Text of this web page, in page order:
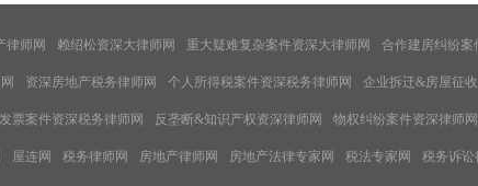
律师网 赖绍松资深大律师网 重大疑难复杂案件资深大律师网 合作建房纠纷案
资深房地产税务律师网 个人所得税案件资深税务律师网 企业拆迁&房屋征
票案件资深税务律师网 反垄断&知识产权资深律师网 物权纠纷案件资深律师网
屋连网 税务律师网 房地产律师网 房地产法律专家网 税法专家网 税务诉讼